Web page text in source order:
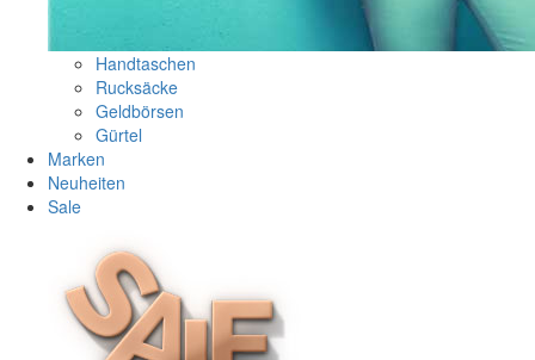
Handtaschen
Rucksäcke
Geldbörsen
Gürtel
Marken
Neuheiten
Sale